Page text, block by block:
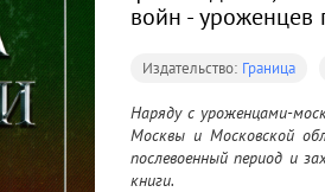
войн -
Издательство: Граница
Наряду с уроженцами-
Москвы и Московской
послевоенный период и
книги.